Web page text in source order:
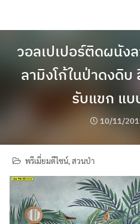
วอลเปเปอร์ติดผนัง
ลามิงโก้ในป่าดงดิ
รับแขก แบ
10/11/
พรีเมี่ยมดีไซน์,สวนป่า